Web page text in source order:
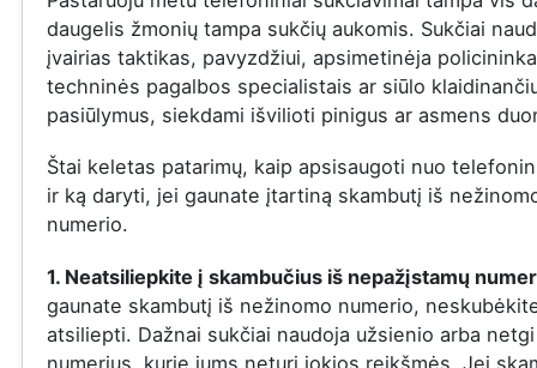
daugelis žmonių tampa sukčių aukomis. Sukčiai
įvairias taktikas, pavyzdžiui, apsimetinėja
techninės pagalbos specialistais ar siūlo
pasiūlymus, siekdami išvilioti pinigus ar asmens
Štai keletas patarimų, kaip apsisaugoti nuo
ir ką daryti, jei gaunate įtartiną skambutį iš
numerio.
1. Neatsiliepkite į skambučius iš nepažįstamų
gaunate skambutį iš nežinomo numerio,
atsiliepti. Dažnai sukčiai naudoja užsienio arba
numerius, kurie jums neturi jokios reikšmės. Jei